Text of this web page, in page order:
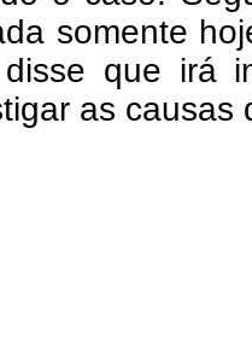
somente
que irá
as causas